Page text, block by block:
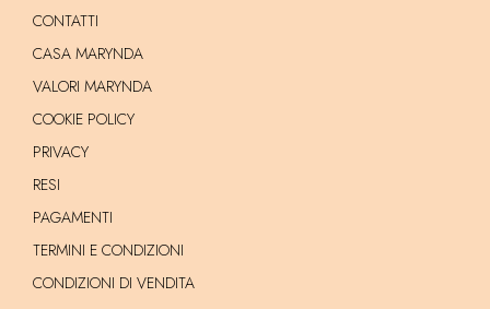
CONTATTI
CASA MARYNDA
VALORI MARYNDA
COOKIE POLICY
PRIVACY
RESI
PAGAMENTI
TERMINI E CONDIZIONI
CONDIZIONI DI VENDITA